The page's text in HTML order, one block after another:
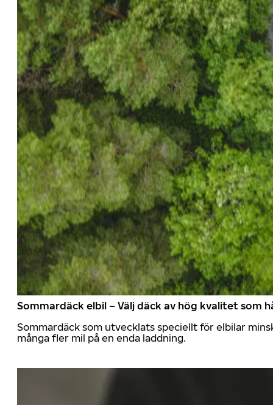
Sommardäck elbil – Välj däck av hög kvalitet som
Sommardäck som utvecklats speciellt för elbilar
många fler mil på en enda laddning.